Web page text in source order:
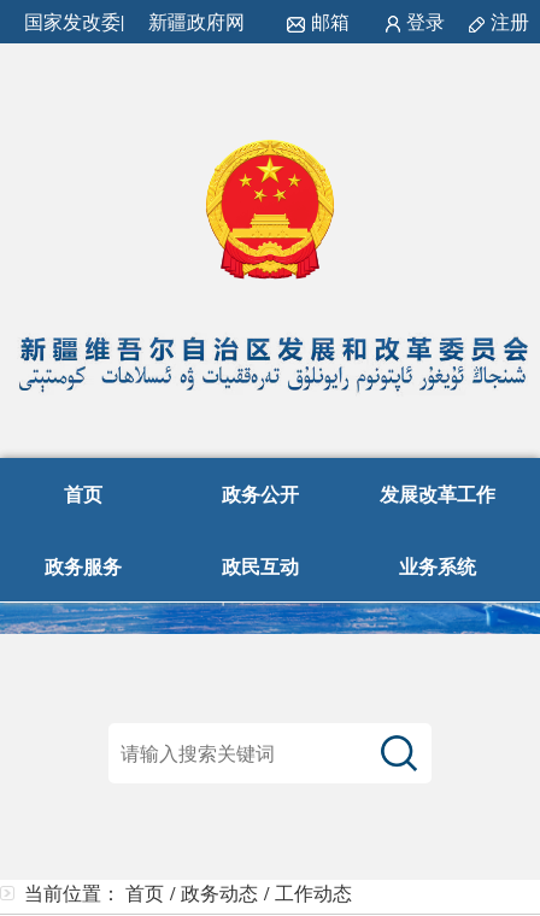
国家发改委| 新疆政府网 邮箱 登录 注册
首页 政务公开 发展改革工作
政务服务 政民互动 业务系统
当前位置： 首页 /政务动态 / 工作动态